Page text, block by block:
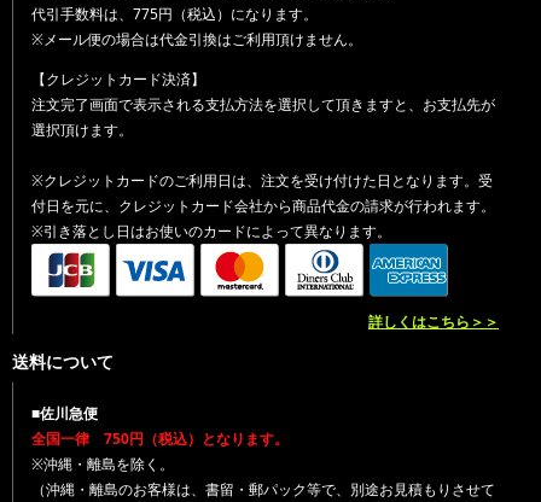
代引手数料は、775円（税込）になります。
※メール便の場合は代金引換はご利用頂けません。
【クレジットカード決済】
注文完了画面で表示される支払方法を選択して頂きますと、お支払先が
選択頂けます。
※クレジットカードのご利用日は、注文を受け付けた日となります。受
付日を元に、クレジットカード会社から商品代金の請求が行われます。
※引き落とし日はお使いのカードによって異なります。
詳しくはこちら＞＞
送料について
■佐川急便
全国一律 750円（税込）となります。
※沖縄・離島を除く。
（沖縄・離島のお客様は、書留・郵パック等で、別途お見積もりさせて